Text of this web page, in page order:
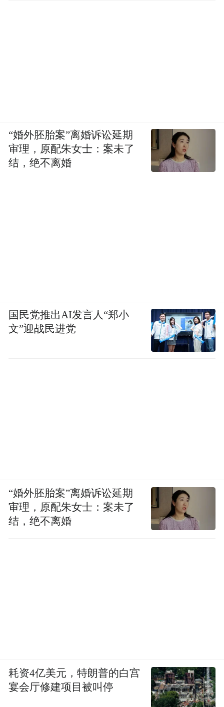
“婚外胚胎案”离婚诉讼延期
审理，原配朱女士：案未了
结，绝不离婚
国民党推出AI发言人“郑小
文”迎战民进党
“婚外胚胎案”离婚诉讼延期
审理，原配朱女士：案未了
结，绝不离婚
耗资4亿美元，特朗普的白宫
宴会厅修建项目被叫停